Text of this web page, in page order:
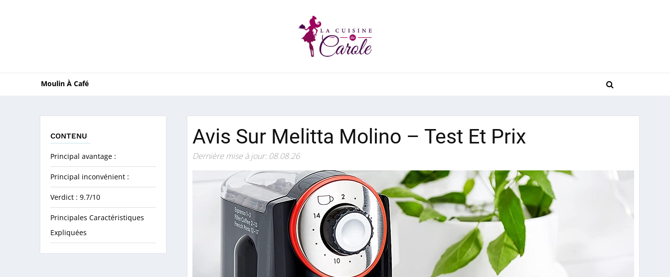
Moulin À Café
CONTENU
Principal avantage :
Principal inconvénient :
Verdict : 9.7/10
Principales Caractéristiques
Expliquées
Avis Sur Melitta Molino – Test Et Prix
Dernière mise à jour: 08.08.26